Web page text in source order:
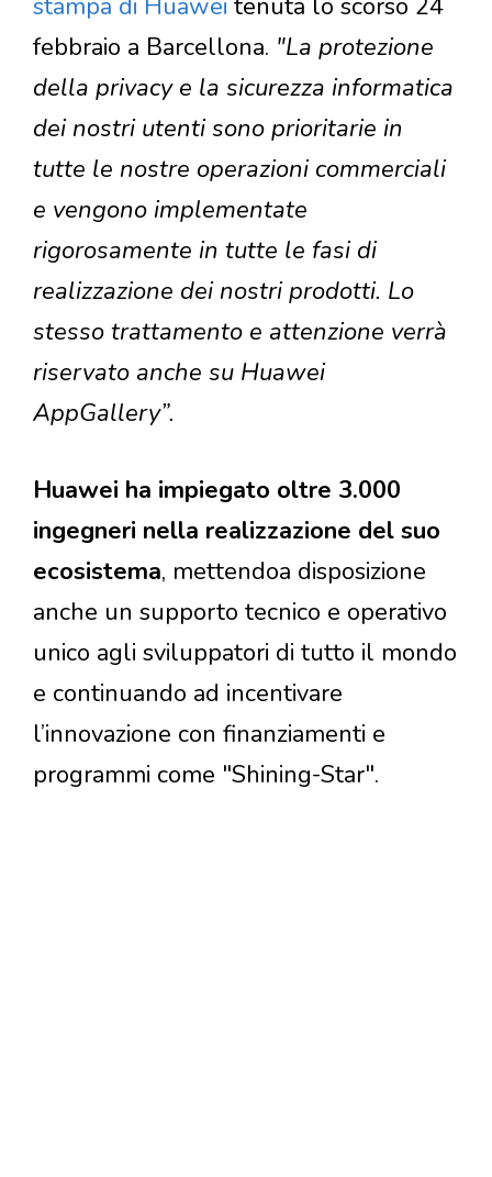
febbraio a Barcellona. "La protezione
della privacy e la sicurezza informatica
dei nostri utenti sono prioritarie in
tutte le nostre operazioni commerciali
e vengono implementate
rigorosamente in tutte le fasi di
realizzazione dei nostri prodotti. Lo
stesso trattamento e attenzione verrà
riservato anche su Huawei
AppGallery”.
Huawei ha impiegato oltre 3.000
ingegneri nella realizzazione del suo
ecosistema, mettendoa disposizione
anche un supporto tecnico e operativo
unico agli sviluppatori di tutto il mondo
e continuando ad incentivare
l’innovazione con finanziamenti e
programmi come "Shining-Star".